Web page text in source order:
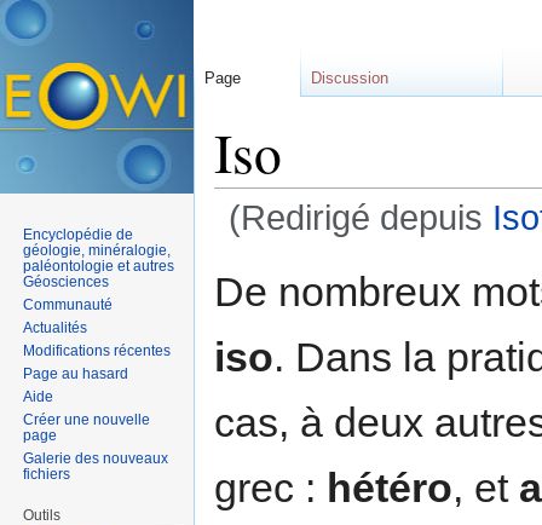
Iso
(Redirigé depuis
De nombreux
iso. Dans la
cas, à deux
grec : hétéro, et
Page Discussion
Encyclopédie de
géologie, minéralogie,
paléontologie et autres
Géosciences
Communauté
Actualités
Modifications récentes
Page au hasard
Aide
Créer une nouvelle
page
Galerie des nouveaux
fichiers
Outils